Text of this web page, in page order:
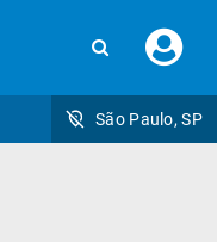
seu
São Paulo, SP